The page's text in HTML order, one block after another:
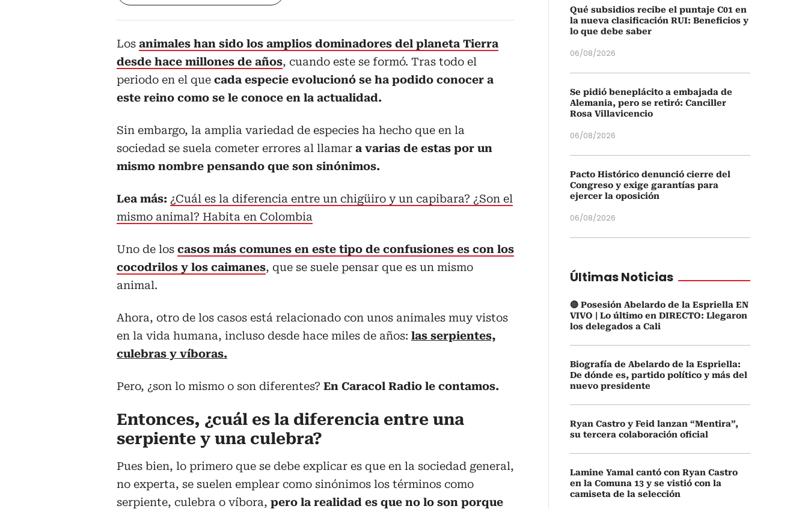
Los animales han sido los amplios dominadores del planeta Tierra
desde hace millones de años, cuando este se formó. Tras todo el
periodo en el que cada especie evolucionó se ha podido conocer a
este reino como se le conoce en la actualidad.
Sin embargo, la amplia variedad de especies ha hecho que en la
sociedad se suela cometer errores al llamar a varias de estas por un
mismo nombre pensando que son sinónimos.
Lea más: ¿Cuál es la diferencia entre un chigüiro y un capibara? ¿Son el
mismo animal? Habita en Colombia
Uno de los casos más comunes en este tipo de confusiones es con los
cocodrilos y los caimanes, que se suele pensar que es un mismo
animal.
Ahora, otro de los casos está relacionado con unos animales muy vistos
en la vida humana, incluso desde hace miles de años: las serpientes,
culebras y víboras.
Pero, ¿son lo mismo o son diferentes? En Caracol Radio le contamos.
Entonces, ¿cuál es la diferencia entre una
serpiente y una culebra?
Pues bien, lo primero que se debe explicar es que en la sociedad general,
no experta, se suelen emplear como sinónimos los términos como
serpiente, culebra o víbora, pero la realidad es que no lo son porque
Qué subsidios recibe el puntaje C01 en
la nueva clasificación RUI: Beneficios y
lo que debe saber
06/08/2026
Se pidió beneplácito a embajada de
Alemania, pero se retiró: Canciller
Rosa Villavicencio
06/08/2026
Pacto Histórico denunció cierre del
Congreso y exige garantías para
ejercer la oposición
06/08/2026
Últimas Noticias
🔴 Posesión Abelardo de la Espriella EN
VIVO | Lo último en DIRECTO: Llegaron
los delegados a Cali
Biografía de Abelardo de la Espriella:
De dónde es, partido político y más del
nuevo presidente
Ryan Castro y Feid lanzan “Mentira”,
su tercera colaboración oficial
Lamine Yamal cantó con Ryan Castro
en la Comuna 13 y se vistió con la
camiseta de la selección